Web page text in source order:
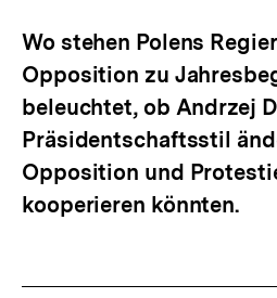
Wo stehen Polens
Opposition zu
beleuchtet, ob Andrzej
Präsidentschaftsstil
Opposition und
kooperieren könnten.